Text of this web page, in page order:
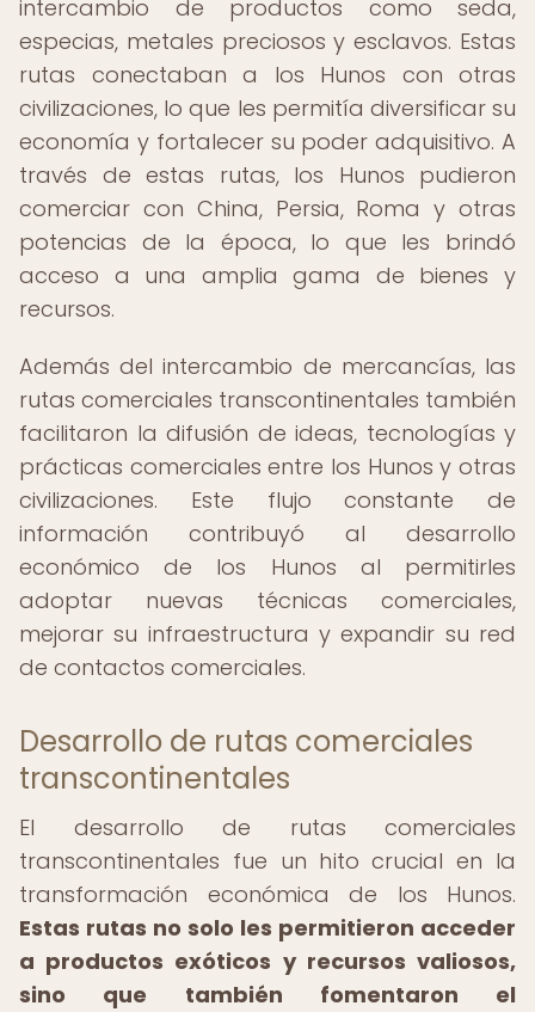
intercambio de productos como seda,
especias, metales preciosos y esclavos. Estas
rutas conectaban a los Hunos con otras
civilizaciones, lo que les permitía diversificar su
economía y fortalecer su poder adquisitivo. A
través de estas rutas, los Hunos pudieron
comerciar con China, Persia, Roma y otras
potencias de la época, lo que les brindó
acceso a una amplia gama de bienes y
recursos.
Además del intercambio de mercancías, las
rutas comerciales transcontinentales también
facilitaron la difusión de ideas, tecnologías y
prácticas comerciales entre los Hunos y otras
civilizaciones. Este flujo constante de
información contribuyó al desarrollo
económico de los Hunos al permitirles
adoptar nuevas técnicas comerciales,
mejorar su infraestructura y expandir su red
de contactos comerciales.
Desarrollo de rutas comerciales
transcontinentales
El desarrollo de rutas comerciales
transcontinentales fue un hito crucial en la
transformación económica de los Hunos.
Estas rutas no solo les permitieron acceder
a productos exóticos y recursos valiosos,
sino que también fomentaron el